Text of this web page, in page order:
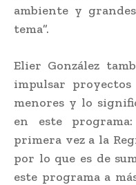
ambiente y
tema”.
Elier González
impulsar
menores y lo
en este
primera vez a la
por lo que es de
este programa a